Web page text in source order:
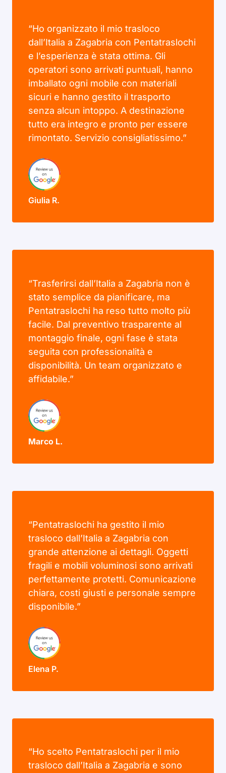
“Ho organizzato il mio trasloco
dall’Italia a Zagabria con Pentatraslochi
e l’esperienza è stata ottima. Gli
operatori sono arrivati puntuali, hanno
imballato ogni mobile con materiali
sicuri e hanno gestito il trasporto
senza alcun intoppo. A destinazione
tutto era integro e pronto per essere
rimontato. Servizio consigliatissimo.”
Giulia R.
“Trasferirsi dall’Italia a Zagabria non è
stato semplice da pianificare, ma
Pentatraslochi ha reso tutto molto più
facile. Dal preventivo trasparente al
montaggio finale, ogni fase è stata
seguita con professionalità e
disponibilità. Un team organizzato e
affidabile.”
Marco L.
“Pentatraslochi ha gestito il mio
trasloco dall’Italia a Zagabria con
grande attenzione ai dettagli. Oggetti
fragili e mobili voluminosi sono arrivati
perfettamente protetti. Comunicazione
chiara, costi giusti e personale sempre
disponibile.”
Elena P.
“Ho scelto Pentatraslochi per il mio
trasloco dall’Italia a Zagabria e sono